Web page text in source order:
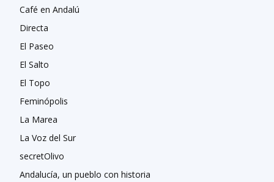
Café en Andalú
Directa
El Paseo
El Salto
El Topo
Feminópolis
La Marea
La Voz del Sur
secretOlivo
Andalucía, un pueblo con historia